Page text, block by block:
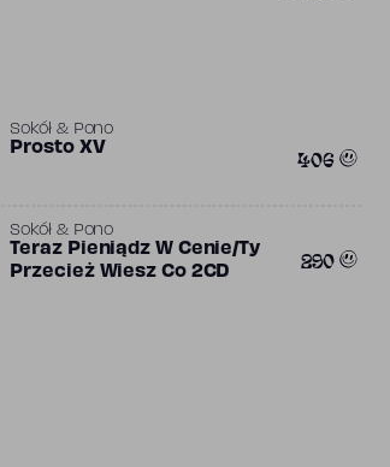
Sokół & Pono
Prosto XV 406
Sokół & Pono
Teraz Pieniądz W Cenie/Ty
Przecież Wiesz Co 2CD
290